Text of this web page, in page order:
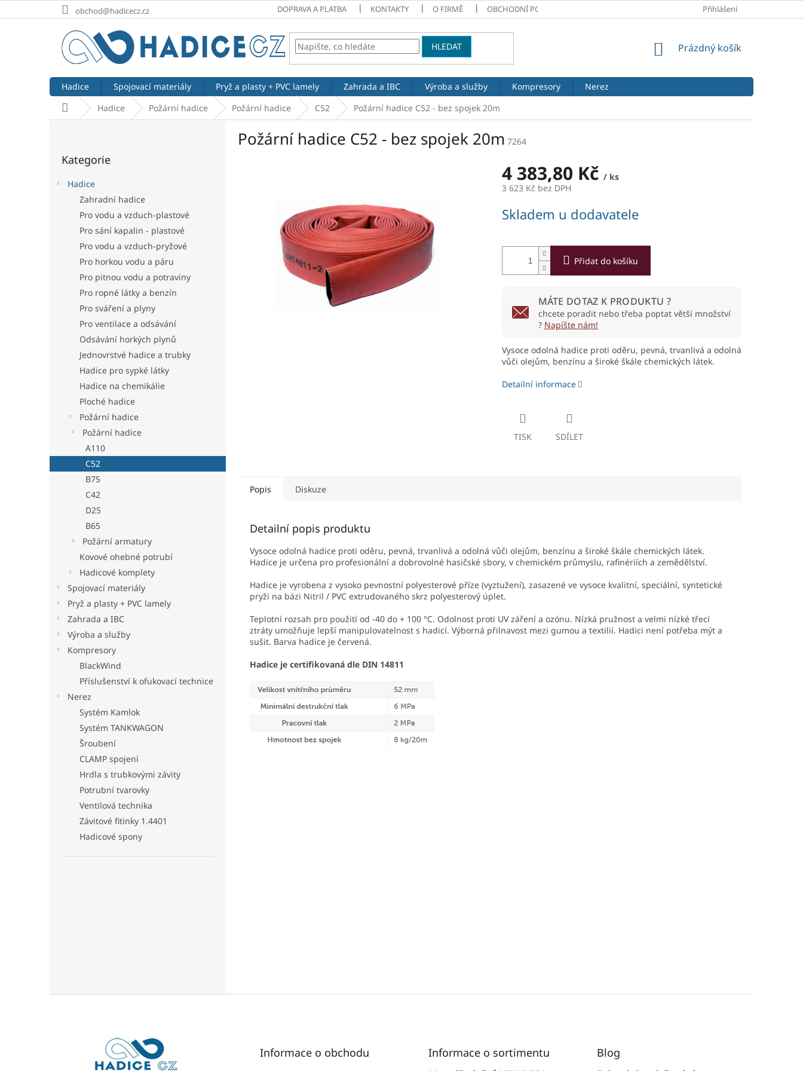
na
obchod@hadicecz.cz DOPRAVA A PLATBA KONTAKTY O FIRMĚ OBCHODNÍ PODMÍNKY PODMÍNKY OCHRANY OSOBNÍCH ÚDAJŮ
Přihlášení
HLEDAT
NÁKUPNÍ
Prázdný košík
Hadice Spojovací materiály Pryž a plasty + PVC lamely Zahrada a IBC Výroba a služby Kompresory
Nerez
Domů Hadice Požární hadice Požární hadice C52 Požární hadice C52 - bez spojek 20m
kategorie
Kategorie
Hadice
Zahradní hadice
Pro vodu a vzduch-plastové
Pro sání kapalin - plastové
Pro vodu a vzduch-pryžové
Pro horkou vodu a páru
Pro pitnou vodu a potraviny
Pro ropné látky a benzín
Pro sváření a plyny
Pro ventilace a odsávání
Odsávání horkých plynů
Jednovrstvé hadice a trubky
Hadice pro sypké látky
Hadice na chemikálie
Ploché hadice
Požární hadice
Požární hadice
A110
C52
B75
C42
D25
B65
Požární armatury
Kovové ohebné potrubí
Hadicové komplety
Spojovací materiály
Pryž a plasty + PVC lamely
Zahrada a IBC
Výroba a služby
Kompresory
BlackWind
Příslušenství k ofukovací technice
Nerez
Systém Kamlok
Systém TANKWAGON
Šroubení
CLAMP spojení
Hrdla s trubkovými závity
Potrubní tvarovky
Ventilová technika
Závitové fitinky 1.4401
Hadicové spony
Požární hadice C52 - bez spojek 20m 7264
4 383,80 Kč / ks
3 623 Kč bez DPH
cena:
Skladem u dodavatele
Přidat do košíku
MÁTE DOTAZ K PRODUKTU ?
chcete poradit nebo třeba poptat větší množství
? Napíšte nám!
Vysoce odolná hadice proti oděru, pevná, trvanlivá a odolná
vůči olejům, benzínu a široké škále chemických látek.
Detailní informace
TISK SDÍLET
Popis Diskuze
Detailní popis produktu
Vysoce odolná hadice proti oděru, pevná, trvanlivá a odolná vůči olejům, benzínu a široké škále chemických látek.
Hadice je určena pro profesionální a dobrovolné hasičské sbory, v chemickém průmyslu, rafinériích a zemědělství.
Hadice je vyrobena z vysoko pevnostní polyesterové příze (vyztužení), zasazené ve vysoce kvalitní, speciální, syntetické
pryži na bázi Nitril / PVC extrudovaného skrz polyesterový úplet.
Teplotní rozsah pro použití od -40 do + 100 °C. Odolnost proti UV záření a ozónu. Nízká pružnost a velmi nízké třecí
ztráty umožňuje lepší manipulovatelnost s hadicí. Výborná přilnavost mezi gumou a textilií. Hadici není potřeba mýt a
sušit. Barva hadice je červená.
Hadice je certifikovaná dle DIN 14811
Informace o obchodu Informace o sortimentu Blog